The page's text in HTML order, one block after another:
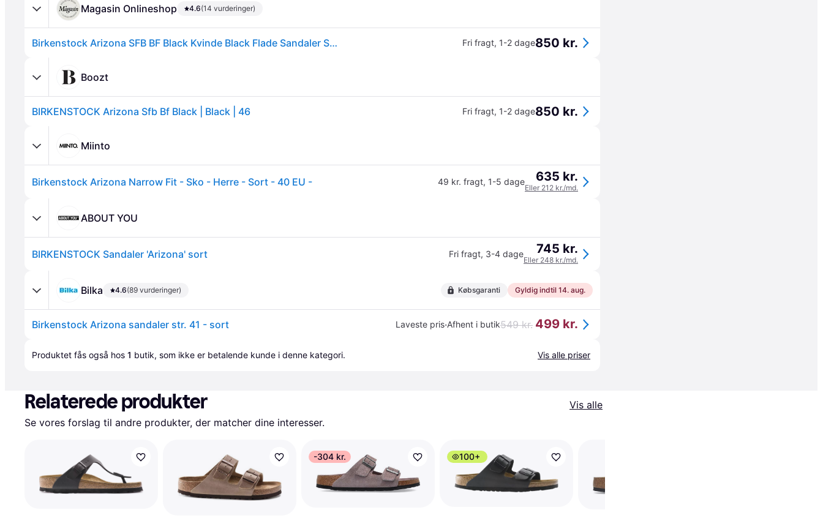
Magasin Onlineshop 4.6(14 vurderinger)
Birkenstock Arizona SFB BF Black Kvinde Black Flade Sandaler Str 38 - hos Magasin. Fri fragt, 1-2 dage850 kr.
Boozt
BIRKENSTOCK Arizona Sfb Bf Black | Black | 46 Fri fragt, 1-2 dage850 kr.
Miinto
Birkenstock Arizona Narrow Fit - Sko - Herre - Sort - 40 EU - 49 kr. fragt, 1-5 dage 635 kr.
Eller 212 kr./md.
ABOUT YOU
BIRKENSTOCK Sandaler 'Arizona' sort Fri fragt, 3-4 dage 745 kr.
Eller 248 kr./md.
Bilka 4.6(89 vurderinger) Købsgaranti Gyldig indtil 14. aug.
Birkenstock Arizona sandaler str. 41 - sort Laveste pris·Afhent i butik549 kr. 499 kr.
Produktet fås også hos 1 butik, som ikke er betalende kunde i denne kategori. Vis alle priser
Relaterede produkter
Vis alle
Se vores forslag til andre produkter, der matcher dine interesser.
-304 kr. 100+